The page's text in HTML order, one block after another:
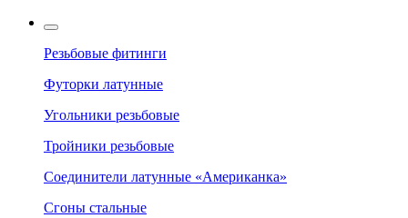
Резьбовые фитинги
Футорки латунные
Угольники резьбовые
Тройники резьбовые
Соединители латунные «Американка»
Сгоны стальные